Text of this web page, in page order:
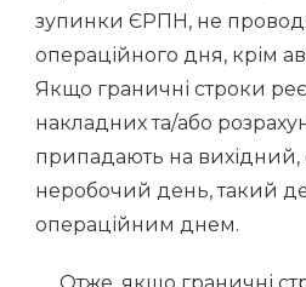
зупинки ЄРПН, не
операційного дня, крім
Якщо граничні строки
накладних та/або
припадають на вихідний,
неробочий день, такий
операційним днем.
Отже, якщо граничні